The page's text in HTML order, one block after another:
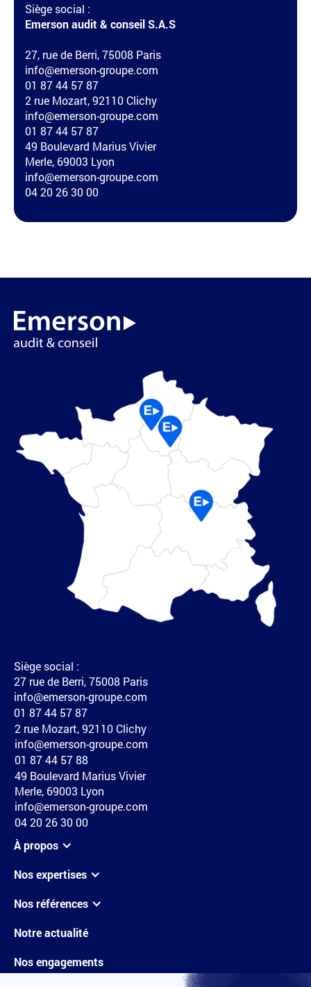
Siège social :
Emerson audit & conseil S.A.S
27, rue de Berri, 75008 Paris
info@emerson-groupe.com
01 87 44 57 87
2 rue Mozart, 92110 Clichy
info@emerson-groupe.com
01 87 44 57 87
49 Boulevard Marius Vivier
Merle, 69003 Lyon
info@emerson-groupe.com
04 20 26 30 00
Siège social :
27 rue de Berri, 75008 Paris
info@emerson-groupe.com
01 87 44 57 87
2 rue Mozart, 92110 Clichy
info@emerson-groupe.com
01 87 44 57 88
49 Boulevard Marius Vivier
Merle, 69003 Lyon
info@emerson-groupe.com
04 20 26 30 00
À propos
Nos expertises
Nos références
Notre actualité
Nos engagements